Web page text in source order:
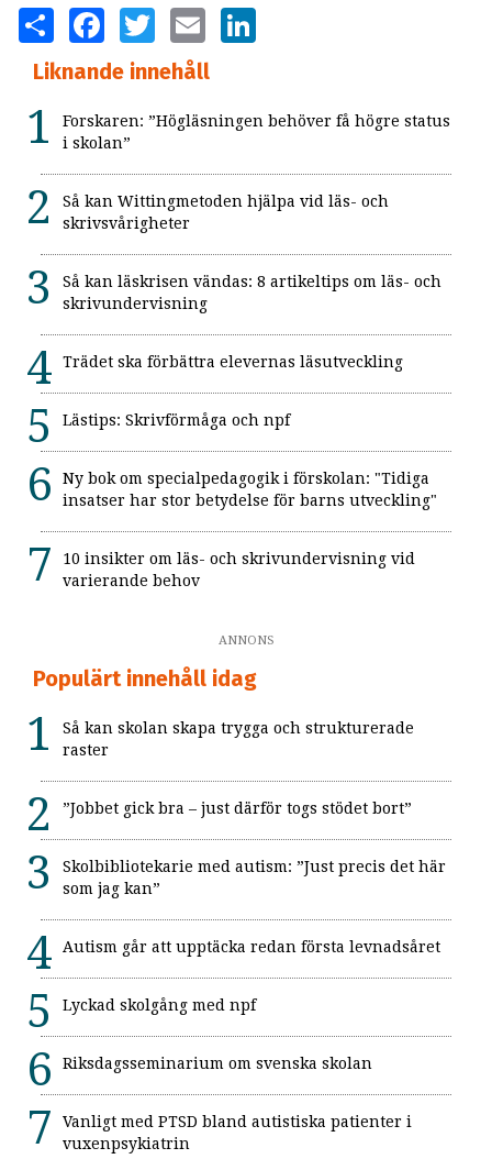
SHARE FACEBOOKTWITTER EMAIL
Liknande innehåll
Forskaren: ”Högläsningen behöver få högre status
i skolan”
Så kan Wittingmetoden hjälpa vid läs- och
skrivsvårigheter
Så kan läskrisen vändas: 8 artikeltips om läs- och
skrivundervisning
Trädet ska förbättra elevernas läsutveckling
Lästips: Skrivförmåga och npf
Ny bok om specialpedagogik i förskolan: "Tidiga
insatser har stor betydelse för barns utveckling"
10 insikter om läs- och skrivundervisning vid
varierande behov
ANNONS
Populärt innehåll idag
Så kan skolan skapa trygga och strukturerade
raster
”Jobbet gick bra – just därför togs stödet bort”
Skolbibliotekarie med autism: ”Just precis det här
som jag kan”
Autism går att upptäcka redan första levnadsåret
Lyckad skolgång med npf
Riksdagsseminarium om svenska skolan
Vanligt med PTSD bland autistiska patienter i
vuxenpsykiatrin